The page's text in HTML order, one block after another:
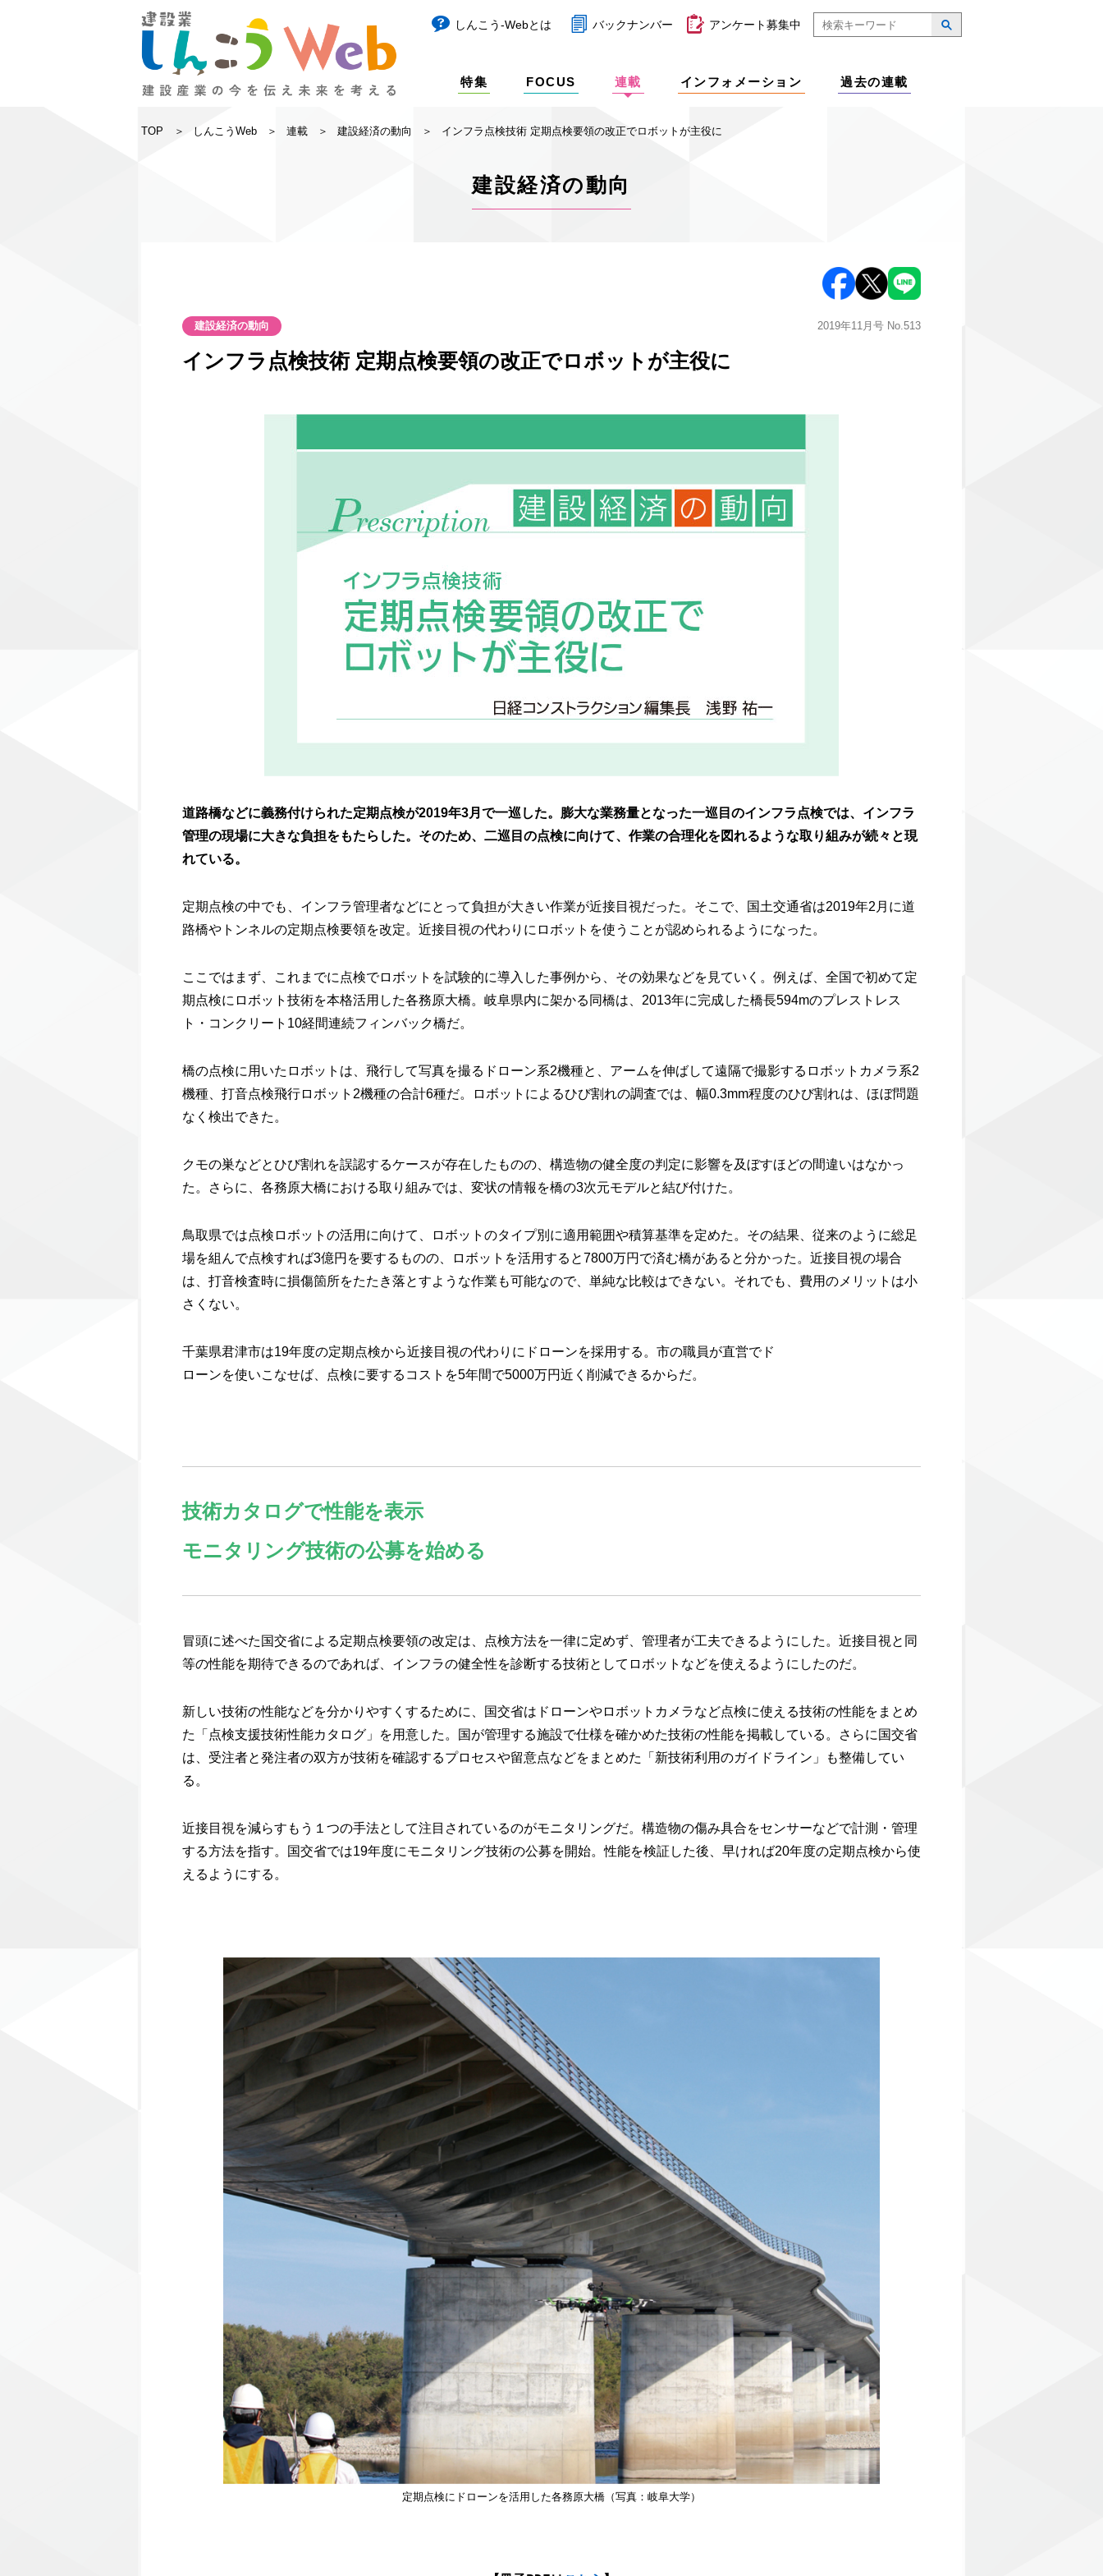
しんこう-Webとは バックナンバー アンケート募集中
特集 FOCUS 連載 インフォメーション 過去の連載
TOP しんこうWeb 連載 建設経済の動向 インフラ点検技術 定期点検要領の改正でロボットが主役に
建設経済の動向
建設経済の動向 2019年11月号 No.513
インフラ点検技術 定期点検要領の改正でロボットが主役に
道路橋などに義務付けられた定期点検が2019年3月で一巡した。膨大な業務量となった一巡目のインフラ点検では、インフラ
管理の現場に大きな負担をもたらした。そのため、二巡目の点検に向けて、作業の合理化を図れるような取り組みが続々と現
れている。
定期点検の中でも、インフラ管理者などにとって負担が大きい作業が近接目視だった。そこで、国土交通省は2019年2月に道
路橋やトンネルの定期点検要領を改定。近接目視の代わりにロボットを使うことが認められるようになった。
ここではまず、これまでに点検でロボットを試験的に導入した事例から、その効果などを見ていく。例えば、全国で初めて定
期点検にロボット技術を本格活用した各務原大橋。岐阜県内に架かる同橋は、2013年に完成した橋長594mのプレストレス
ト・コンクリート10経間連続フィンバック橋だ。
橋の点検に用いたロボットは、飛行して写真を撮るドローン系2機種と、アームを伸ばして遠隔で撮影するロボットカメラ系2
機種、打音点検飛行ロボット2機種の合計6種だ。ロボットによるひび割れの調査では、幅0.3mm程度のひび割れは、ほぼ問題
なく検出できた。
クモの巣などとひび割れを誤認するケースが存在したものの、構造物の健全度の判定に影響を及ぼすほどの間違いはなかっ
た。さらに、各務原大橋における取り組みでは、変状の情報を橋の3次元モデルと結び付けた。
鳥取県では点検ロボットの活用に向けて、ロボットのタイプ別に適用範囲や積算基準を定めた。その結果、従来のように総足
場を組んで点検すれば3億円を要するものの、ロボットを活用すると7800万円で済む橋があると分かった。近接目視の場合
は、打音検査時に損傷箇所をたたき落とすような作業も可能なので、単純な比較はできない。それでも、費用のメリットは小
さくない。
千葉県君津市は19年度の定期点検から近接目視の代わりにドローンを採用する。市の職員が直営でド
ローンを使いこなせば、点検に要するコストを5年間で5000万円近く削減できるからだ。
技術カタログで性能を表示
モニタリング技術の公募を始める
冒頭に述べた国交省による定期点検要領の改定は、点検方法を一律に定めず、管理者が工夫できるようにした。近接目視と同
等の性能を期待できるのであれば、インフラの健全性を診断する技術としてロボットなどを使えるようにしたのだ。
新しい技術の性能などを分かりやすくするために、国交省はドローンやロボットカメラなど点検に使える技術の性能をまとめ
た「点検支援技術性能カタログ」を用意した。国が管理する施設で仕様を確かめた技術の性能を掲載している。さらに国交省
は、受注者と発注者の双方が技術を確認するプロセスや留意点などをまとめた「新技術利用のガイドライン」も整備してい
る。
近接目視を減らすもう１つの手法として注目されているのがモニタリングだ。構造物の傷み具合をセンサーなどで計測・管理
する方法を指す。国交省では19年度にモニタリング技術の公募を開始。性能を検証した後、早ければ20年度の定期点検から使
えるようにする。
定期点検にドローンを活用した各務原大橋（写真：岐阜大学）